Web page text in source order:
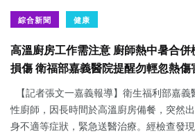
綜合新聞 健康
高溫廚房工作需注意 廚師熱中暑合
損傷 衛福部嘉義醫院提醒勿輕忽熱傷
【記者張文一嘉義報導】衛生福利部嘉義
性廚師，因長時間於高溫廚房備餐，突然
身不適等症狀，緊急送醫治療。經檢查發